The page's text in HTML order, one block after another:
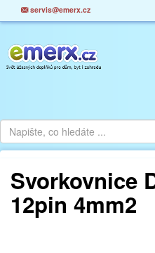
servis@emerx.cz
Svorkovnice
12pin 4mm2